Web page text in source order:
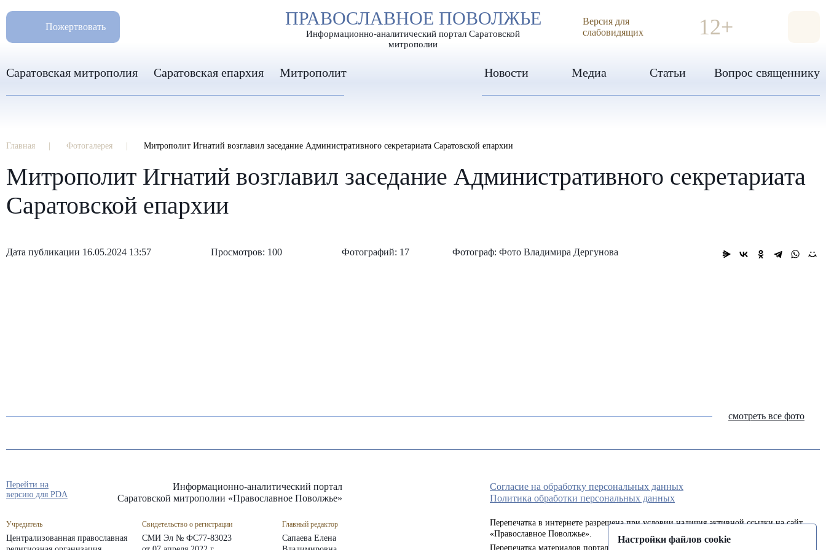
РАЗМЕР ШРИФТА А А А ИЗОБРАЖЕНИЯ
ПРАВОСЛАВНОЕ ПОВОЛЖЬЕ
Информационно-аналитический портал Саратовской
митрополии
Пожертвовать
8 960 346 31 04
info-sar@mail.ru
Версия для
слабовидящих
12+
Саратовская митрополия Саратовская епархия Митрополит Новости Медиа Статьи Вопрос священнику
Главная Фотогалерея Митрополит Игнатий возглавил заседание Административного секретариата Саратовской епархии
Митрополит Игнатий возглавил заседание Административного секретариата
Саратовской епархии
Дата публикации 16.05.2024 13:57 Просмотров: 100 Фотографий: 17 Фотограф: Фото Владимира Дергунова
смотреть все фото
Информационно-аналитический портал
Саратовской митрополии «Православное Поволжье»
Учредитель
Централизованная православная
Свидетельство о регистрации
СМИ Эл № ФС77-83023
Главный редактор
Сапаева Елена
Согласие на обработку персональных данных
Политика обработки персональных данных
Перепечатка в интернете разрешена при условии наличия активной ссылки на сайт
«Православное Поволжье».
Перепечатка материалов портала в печатных изданиях (книгах, прессе) возможна
Перейти на
версию для PDA
Настройки файлов cookie